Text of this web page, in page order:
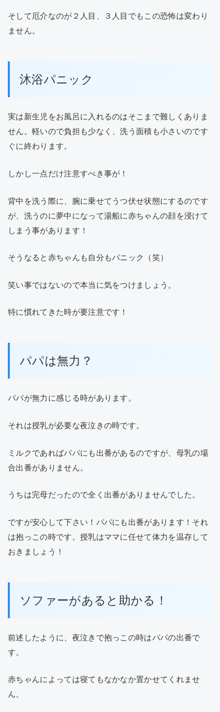
そして厄介なのが２人目、３人目でもこの恐怖は変わり
ません。
沐浴パニック
実は新生児をお風呂に入れるのはそこまで難しくありま
せん。軽いので負担も少なく、洗う面積も小さいのです
ぐに終わります。
しかし一点だけ注意すべき事が！
背中を洗う際に、腕に乗せてうつ伏せ状態にするのです
が、洗うのに夢中になって湯船に赤ちゃんの顔を浸けて
しまう事があります！
そうなると赤ちゃんも自分もパニック（笑）
笑い事ではないので本当に気をつけましょう。
特に慣れてきた時が要注意です！
パパは無力？
パパが無力に感じる時があります。
それは授乳が必要な夜泣きの時です。
ミルクであればパパにも出番があるのですが、母乳の場
合出番がありません。
うちは完母だったので全く出番がありませんでした。
ですが安心して下さい！パパにも出番があります！それ
は抱っこの時です。授乳はママに任せて体力を温存して
おきましょう！
ソファーがあると助かる！
前述したように、夜泣きで抱っこの時はパパの出番で
す。
赤ちゃんによっては寝てもなかなか置かせてくれませ
ん。